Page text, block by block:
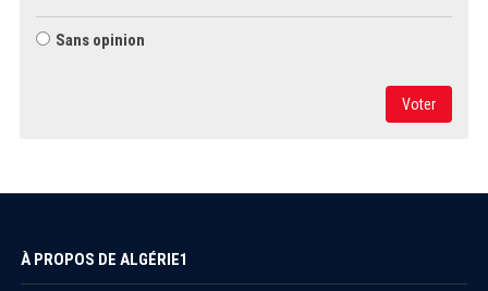
Sans opinion
Voter
À PROPOS DE ALGÉRIE1